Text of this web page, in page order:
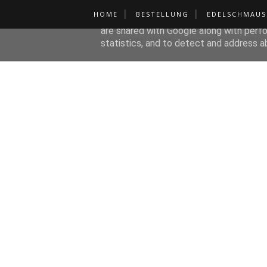
HOME BESTELLUNG EDELSCHMAUS
This site uses cookies from Google to
are shared with Google along with
statistics, and to detect and address